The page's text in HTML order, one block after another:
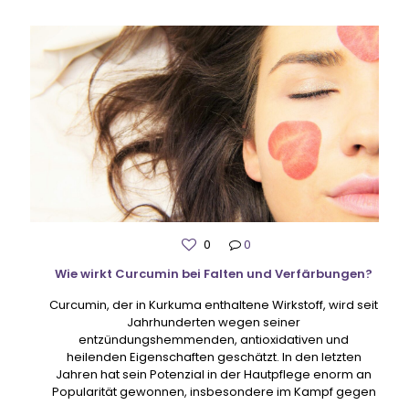
0
0
Wie wirkt Curcumin bei Falten und Verfärbungen?
Curcumin, der in Kurkuma enthaltene Wirkstoff, wird seit
Jahrhunderten wegen seiner
entzündungshemmenden, antioxidativen und
heilenden Eigenschaften geschätzt. In den letzten
Jahren hat sein Potenzial in der Hautpflege enorm an
Popularität gewonnen, insbesondere im Kampf gegen